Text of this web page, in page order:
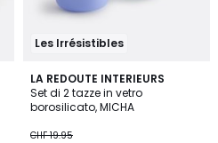
Les Irrésistibles
LA REDOUTE INTERIEURS
Set di 2 tazze in vetro
borosilicato, MICHA
CHF 19.95
5
/
5